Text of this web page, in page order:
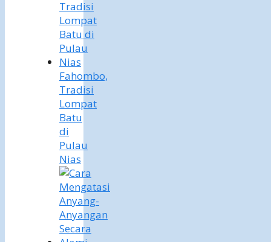
Fahombo,
Tradisi
Lompat
Batu
di
Pulau
Nias